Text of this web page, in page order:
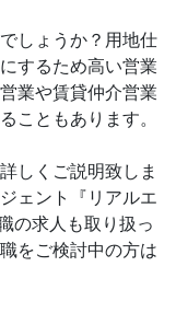
しょうか？用地仕
するため高い営業
業や賃貸仲介営業
こともあります。
しくご説明致しま
ェント『リアルエ
の求人も取り扱っ
をご検討中の方は